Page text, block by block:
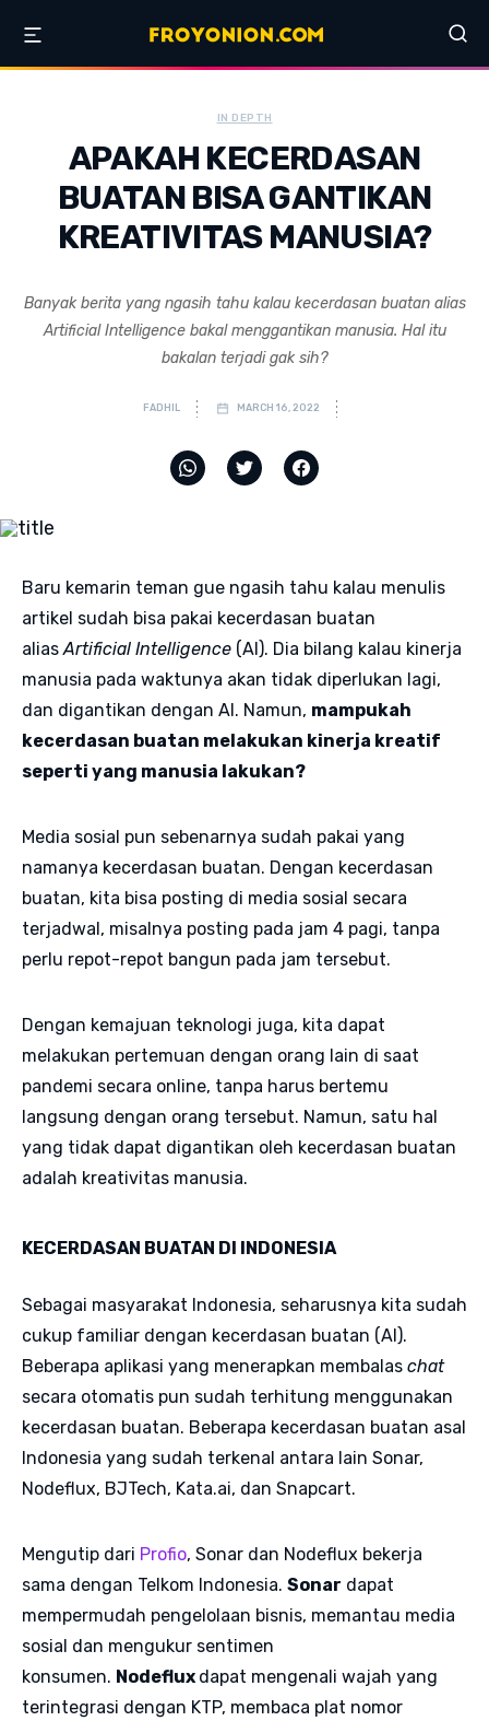
IN DEPTH
APAKAH KECERDASAN
BUATAN BISA GANTIKAN
KREATIVITAS MANUSIA?
Banyak berita yang ngasih tahu kalau kecerdasan buatan alias
Artificial Intelligence bakal menggantikan manusia. Hal itu
bakalan terjadi gak sih?
FADHIL MARCH 16, 2022
Baru kemarin teman gue ngasih tahu kalau menulis
artikel sudah bisa pakai kecerdasan buatan
aliasArtificial Intelligence (AI). Dia bilang kalau kinerja
manusia pada waktunya akan tidak diperlukan lagi,
dan digantikan dengan AI. Namun, mampukah
kecerdasan buatan melakukan kinerja kreatif
seperti yang manusia lakukan?
Media sosial pun sebenarnya sudah pakai yang
namanya kecerdasan buatan. Dengan kecerdasan
buatan, kita bisa posting di media sosial secara
terjadwal, misalnya posting pada jam 4 pagi, tanpa
perlu repot-repot bangun pada jam tersebut.
Dengan kemajuan teknologi juga, kita dapat
melakukan pertemuan dengan orang lain di saat
pandemi secara online, tanpa harus bertemu
langsung dengan orang tersebut. Namun, satu hal
yang tidak dapat digantikan oleh kecerdasan buatan
adalah kreativitas manusia.
KECERDASAN BUATAN DI INDONESIA
Sebagai masyarakat Indonesia, seharusnya kita sudah
cukup familiar dengan kecerdasan buatan (AI).
Beberapa aplikasi yang menerapkan membalas chat
secara otomatis pun sudah terhitung menggunakan
kecerdasan buatan. Beberapa kecerdasan buatan asal
Indonesia yang sudah terkenal antara lain Sonar,
Nodeflux, BJTech, Kata.ai, dan Snapcart.
Mengutip dari Profio, Sonar dan Nodeflux bekerja
sama dengan Telkom Indonesia. Sonar dapat
mempermudah pengelolaan bisnis, memantau media
sosial dan mengukur sentimen
konsumen. Nodeflux dapat mengenali wajah yang
terintegrasi dengan KTP, membaca plat nomor